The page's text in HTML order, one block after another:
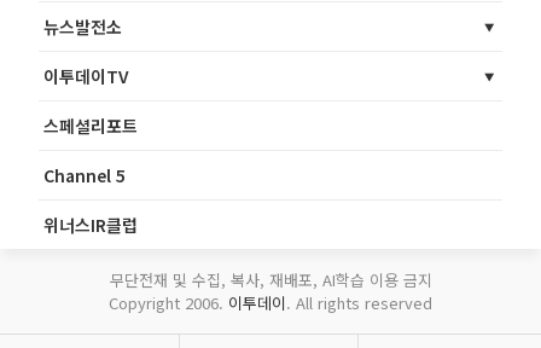
뉴스발전소
이투데이TV
스페셜리포트
Channel 5
위너스IR클럽
무단전재 및 수집, 복사, 재배포, AI학습 이용 금지
Copyright 2006. 이투데이. All rights reserved